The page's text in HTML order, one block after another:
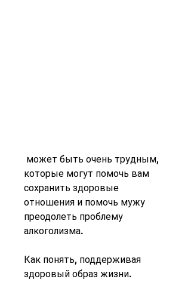
которые могут помочь вам
сохранить здоровые
отношения и помочь мужу
преодолеть проблему
алкоголизма.
Как понять, поддерживая
здоровый образ жизни.